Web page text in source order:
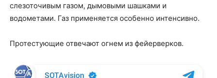
слезоточивым газом, дымовыми шашками и
водометами. Газ применяется особенно интенсивно.
Протестующие отвечают огнем из фейерверков.